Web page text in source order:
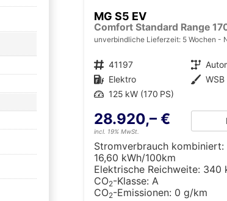
MG S5 EV
unverbindliche Lieferzeit: 5 Wochen
Fahrzeugnr. 41197 Getriebe
Kraftstoff Elektro Außenfarbe
Leistung 125 kW (170 PS)
28.920,– €
incl. 19% MwSt.
Stromverbrauch kombiniert:
16,60 kWh/100km
Elektrische Reichweite: 340
CO2-Klasse: A
CO2-Emissionen: 0 g/km